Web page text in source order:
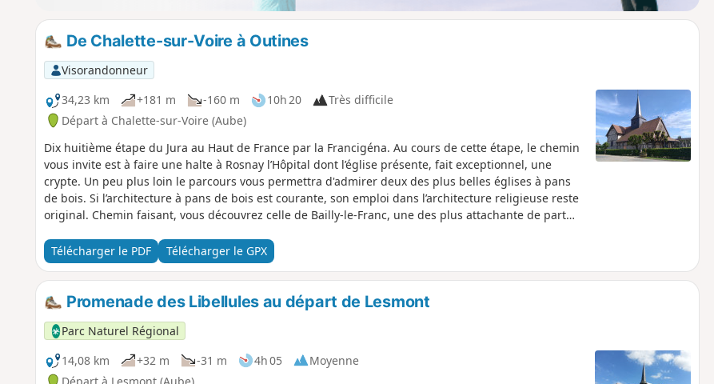
De Chalette-sur-Voire à Outines
Visorandonneur
34,23 km
+181 m -160 m 10h 20
Très difficile
Départ à Chalette-sur-Voire (Aube)
Dix huitième étape du Jura au Haut de France par la Francigéna. Au cours de cette étape, le chemin
vous invite est à faire une halte à Rosnay l’Hôpital dont l’église présente, fait exceptionnel, une
crypte. Un peu plus loin le parcours vous permettra d'admirer deux des plus belles églises à pans
de bois. Si l’architecture à pans de bois est courante, son emploi dans l’architecture religieuse reste
original. Chemin faisant, vous découvrez celle de Bailly-le-Franc, une des plus attachante de part
vaste de tous les sanctuaires champenois à pans de bois. L'étape se termine à proximité du Lac de
Der, entouré d’une nature généreuse, ce lac possède des zones de quiétudes réservées aux 300
espèces d'oiseaux recensées à ce jour. Une occasion de partager avec les chasseurs d'image cachés
dans les observatoires ornithologiques pour les espionner.
Télécharger le PDF Télécharger le GPX
Promenade des Libellules au départ de Lesmont
Parc Naturel Régional
14,08 km
+32 m -31 m 4h 05
Moyenne